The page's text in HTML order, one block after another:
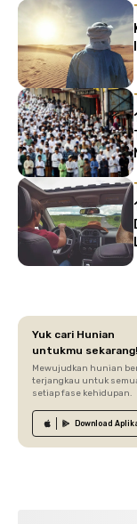
Yuk cari Hunian
untukmu sekarang!
Mewujudkan hunian
terjangkau untuk
setiap fase kehidupan.
Download